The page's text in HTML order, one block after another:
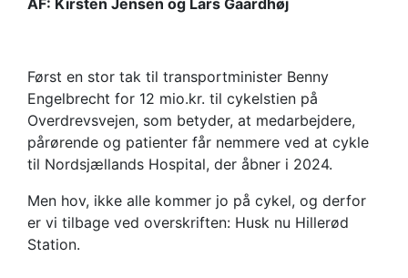
AF: Kirsten Jensen og Lars Gaardhøj
Først en stor tak til transportminister Benny
Engelbrecht for 12 mio.kr. til cykelstien på
Overdrevsvejen, som betyder, at medarbejdere,
pårørende og patienter får nemmere ved at cykle
til Nordsjællands Hospital, der åbner i 2024.
Men hov, ikke alle kommer jo på cykel, og derfor
er vi tilbage ved overskriften: Husk nu Hillerød
Station.